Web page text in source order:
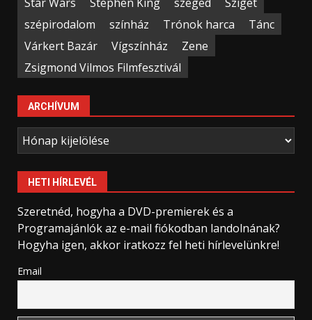
szépirodalom
színház Trónok harca
Tánc
Várkert Bazár
Vígszínház
Zene
Zsigmond Vilmos Filmfesztivál
ARCHÍVUM
Archívum
HETI HÍRLEVÉL
Szeretnéd, hogyha a DVD-premierek és a
Programajánlók az e-mail fiókodban landolnának?
Hogyha igen, akkor iratkozz fel heti hírlevelünkre!
Email